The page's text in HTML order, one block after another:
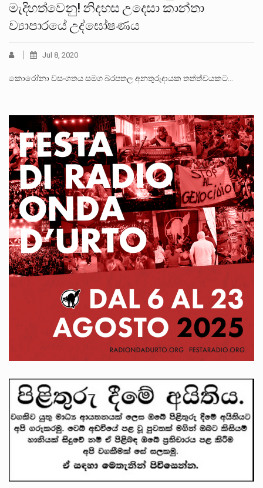
මැදිහත්වෙනු! නිදහස උදෙසා කාන්තා
ව්‍යාපාරයේ උද්ඝෝෂණය
Jul 8, 2020
කොරෝනා වසංගතය සමග බරපතල අනතුරුදායක තත්ත්වයකට…